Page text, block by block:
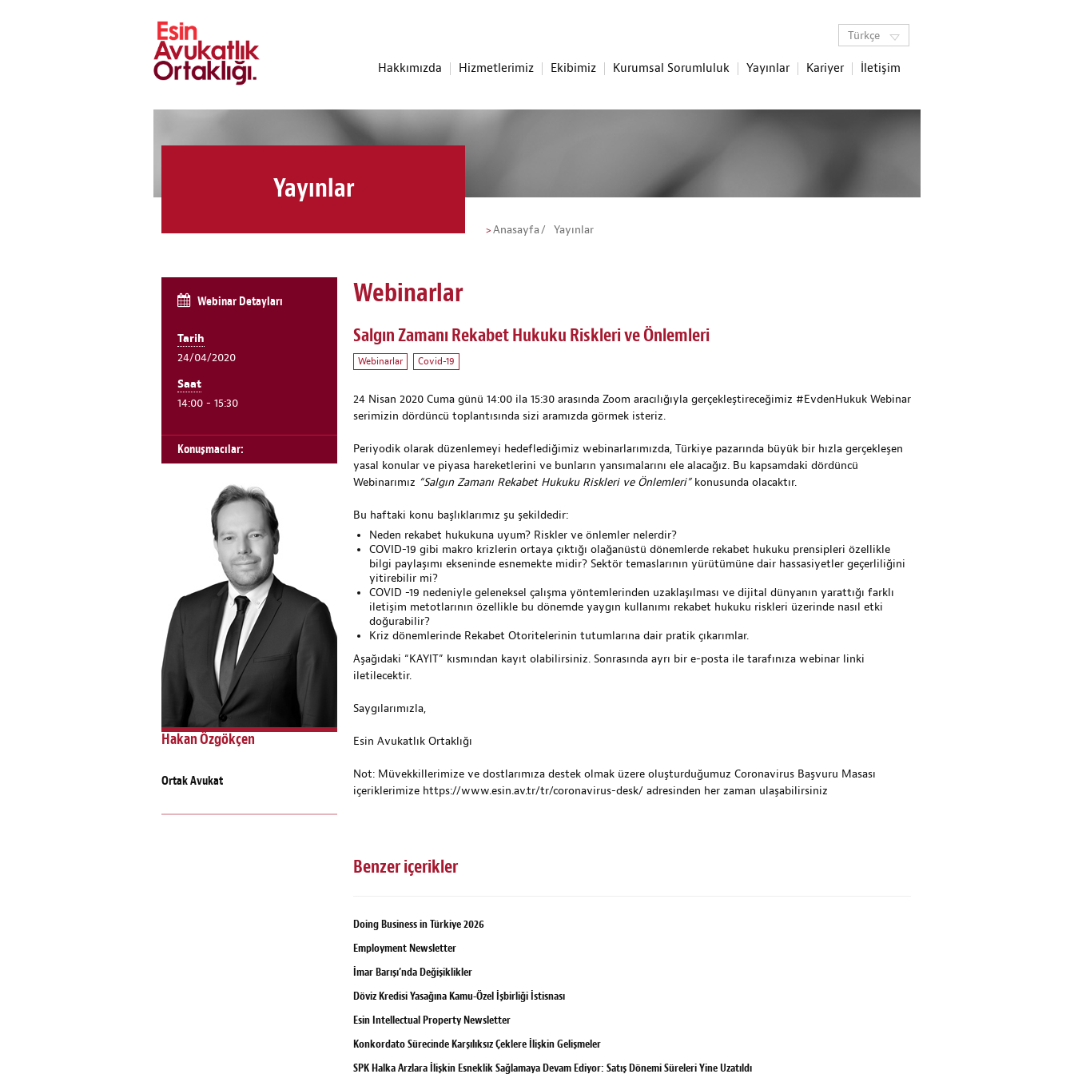
Türkçe
Hakkımızda Hizmetlerimiz Ekibimiz Kurumsal Sorumluluk Yayınlar Kariyer İletişim
Anasayfa Yayınlar
Yayınlar
Webinar Detayları
Tarih
24/04/2020
Saat
14:00 - 15:30
Konuşmacılar:
Hakan Özgökçen
Ortak Avukat
Webinarlar
Salgın Zamanı Rekabet Hukuku Riskleri ve Önlemleri
Webinarlar Covid-19
24 Nisan 2020 Cuma günü 14:00 ila 15:30 arasında Zoom aracılığıyla gerçekleştireceğimiz #EvdenHukuk Webinar
serimizin dördüncü toplantısında sizi aramızda görmek isteriz.
Periyodik olarak düzenlemeyi hedeflediğimiz webinarlarımızda, Türkiye pazarında büyük bir hızla gerçekleşen
yasal konular ve piyasa hareketlerini ve bunların yansımalarını ele alacağız. Bu kapsamdaki dördüncü
Webinarımız “Salgın Zamanı Rekabet Hukuku Riskleri ve Önlemleri”konusunda olacaktır.
Bu haftaki konu başlıklarımız şu şekildedir:
Neden rekabet hukukuna uyum? Riskler ve önlemler nelerdir?
COVID-19 gibi makro krizlerin ortaya çıktığı olağanüstü dönemlerde rekabet hukuku prensipleri özellikle
bilgi paylaşımı ekseninde esnemekte midir? Sektör temaslarının yürütümüne dair hassasiyetler geçerliliğini
yitirebilir mi?
COVID -19 nedeniyle geleneksel çalışma yöntemlerinden uzaklaşılması ve dijital dünyanın yarattığı farklı
iletişim metotlarının özellikle bu dönemde yaygın kullanımı rekabet hukuku riskleri üzerinde nasıl etki
doğurabilir?
Kriz dönemlerinde Rekabet Otoritelerinin tutumlarına dair pratik çıkarımlar.
Aşağıdaki “KAYIT” kısmından kayıt olabilirsiniz. Sonrasında ayrı bir e-posta ile tarafınıza webinar linki
iletilecektir.
Saygılarımızla,
Esin Avukatlık Ortaklığı
Not: Müvekkillerimize ve dostlarımıza destek olmak üzere oluşturduğumuz Coronavirus Başvuru Masası
içeriklerimize https://www.esin.av.tr/tr/coronavirus-desk/adresinden her zaman ulaşabilirsiniz
Benzer içerikler
Doing Business in Türkiye 2026
Employment Newsletter
İmar Barışı’nda Değişiklikler
Döviz Kredisi Yasağına Kamu-Özel İşbirliği İstisnası
Esin Intellectual Property Newsletter
Konkordato Sürecinde Karşılıksız Çeklere İlişkin Gelişmeler
SPK Halka Arzlara İlişkin Esneklik Sağlamaya Devam Ediyor: Satış Dönemi Süreleri Yine Uzatıldı